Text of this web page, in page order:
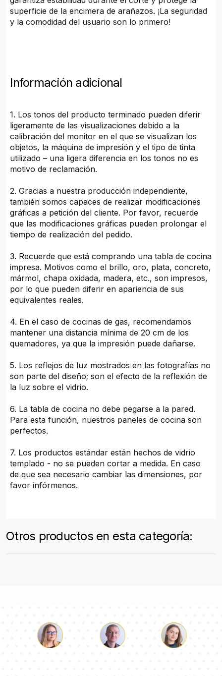
superficie de la encimera de arañazos. ¡La seguridad
y la comodidad del usuario son lo primero!
Información adicional
1. Los tonos del producto terminado pueden diferir
ligeramente de las visualizaciones debido a la
calibración del monitor en el que se visualizan los
objetos, la máquina de impresión y el tipo de tinta
utilizado – una ligera diferencia en los tonos no es
motivo de reclamación.
2. Gracias a nuestra producción independiente,
también somos capaces de realizar modificaciones
gráficas a petición del cliente. Por favor, recuerde
que las modificaciones gráficas pueden prolongar el
tiempo de realización del pedido.
3. Recuerde que está comprando una tabla de cocina
impresa. Motivos como el brillo, oro, plata, concreto,
mármol, chapa oxidada, madera, etc., son impresos,
por lo que pueden diferir en apariencia de sus
equivalentes reales.
4. En el caso de cocinas de gas, recomendamos
mantener una distancia mínima de 20 cm de los
quemadores, ya que la impresión puede dañarse.
5. Los reflejos de luz mostrados en las fotografías no
son parte del diseño; son el efecto de la reflexión de
la luz sobre el vidrio.
6. La tabla de cocina no debe pegarse a la pared.
Para esta función, nuestros paneles de cocina son
perfectos.
7. Los productos estándar están hechos de vidrio
templado - no se pueden cortar a medida. En caso
de que sea necesario cambiar las dimensiones, por
favor infórmenos.
Otros productos en esta categoría: